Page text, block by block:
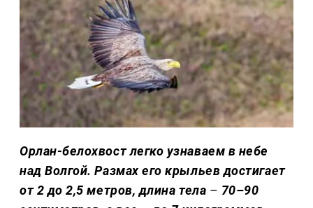
Орлан-белохвост легко узнаваем в небе
над Волгой. Размах его крыльев достигает
от 2 до 2,5 метров, длина тела – 70–90